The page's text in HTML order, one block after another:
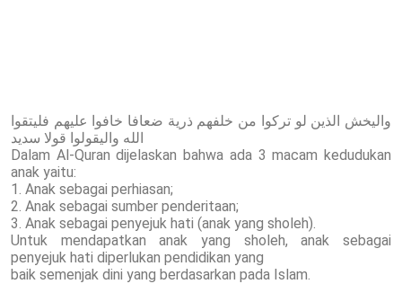
واليخش الذين لو تركوا من خلفهم ذرية ضعافا خافوا عليهم فليتقوا
الله واليقولوا قولا سديد
Dalam Al-Quran dijelaskan bahwa ada 3 macam kedudukan
anak yaitu:
1. Anak sebagai perhiasan;
2. Anak sebagai sumber penderitaan;
3. Anak sebagai penyejuk hati (anak yang sholeh).
Untuk mendapatkan anak yang sholeh, anak sebagai
penyejuk hati diperlukan pendidikan yang
baik semenjak dini yang berdasarkan pada Islam.